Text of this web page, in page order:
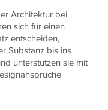
Architektur bei
sich für einen
entscheiden,
Substanz bis ins
unterstützen sie mit